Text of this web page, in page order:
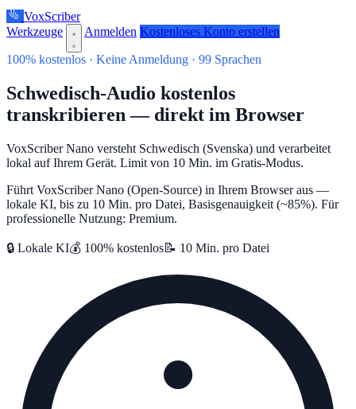
VoxScriber
Werkzeuge
Anmelden Kostenloses Konto erstellen
100% kostenlos · Keine Anmeldung · 99 Sprachen
Schwedisch-Audio kostenlos
transkribieren — direkt im Browser
VoxScriber Nano versteht Schwedisch (Svenska) und verarbeitet
lokal auf Ihrem Gerät. Limit von 10 Min. im Gratis-Modus.
Führt VoxScriber Nano (Open-Source) in Ihrem Browser aus —
lokale KI, bis zu 10 Min. pro Datei, Basisgenauigkeit (~85%). Für
professionelle Nutzung: Premium.
🔒 Lokale KI💰 100% kostenlos📝 10 Min. pro Datei